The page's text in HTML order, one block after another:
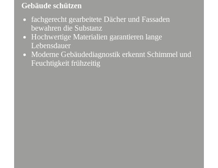
Gebäude schützen
fachgerecht gearbeitete Dächer und Fassaden
bewahren die Substanz
Hochwertige Materialien garantieren lange
Lebensdauer
Moderne Gebäudediagnostik erkennt Schimmel und
Feuchtigkeit frühzeitig